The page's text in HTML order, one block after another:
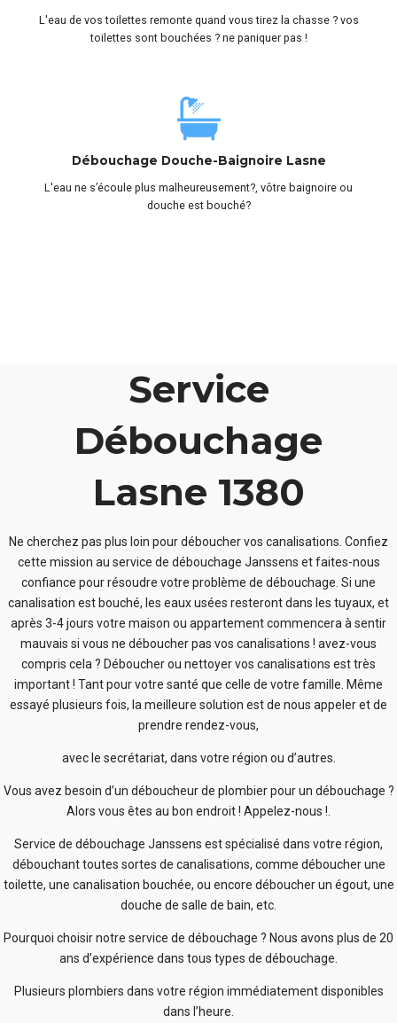
L'eau de vos toilettes remonte quand vous tirez la chasse ? vos
toilettes sont bouchées ? ne paniquer pas !
Débouchage Douche-Baignoire Lasne
L'eau ne s’écoule plus malheureusement?, vôtre baignoire ou
douche est bouché?
Service
Débouchage
Lasne 1380
Ne cherchez pas plus loin pour déboucher vos canalisations. Confiez
cette mission au service de débouchage Janssens et faites-nous
confiance pour résoudre votre problème de débouchage. Si une
canalisation est bouché, les eaux usées resteront dans les tuyaux, et
après 3-4 jours votre maison ou appartement commencera à sentir
mauvais si vous ne déboucher pas vos canalisations ! avez-vous
compris cela ? Déboucher ou nettoyer vos canalisations est très
important ! Tant pour votre santé que celle de votre famille. Même
essayé plusieurs fois, la meilleure solution est de nous appeler et de
prendre rendez-vous,
avec le secrétariat, dans votre région ou d’autres.
Vous avez besoin d’un déboucheur de plombier pour un débouchage ?
Alors vous êtes au bon endroit ! Appelez-nous !.
Service de débouchage Janssens est spécialisé dans votre région,
débouchant toutes sortes de canalisations, comme déboucher une
toilette, une canalisation bouchée, ou encore déboucher un égout, une
douche de salle de bain, etc.
Pourquoi choisir notre service de débouchage ? Nous avons plus de 20
ans d’expérience dans tous types de débouchage.
Plusieurs plombiers dans votre région immédiatement disponibles
dans l’heure.